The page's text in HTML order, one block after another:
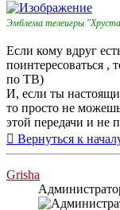
Эмблема телеигры
Если кому вдруг
поинтересоваться ,
по ТВ)
И, если ты
то просто не
этой передачи и не
Вернуться к
Grisha